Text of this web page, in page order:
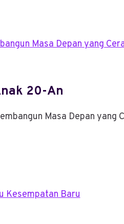
20-An
Masa Depan yang